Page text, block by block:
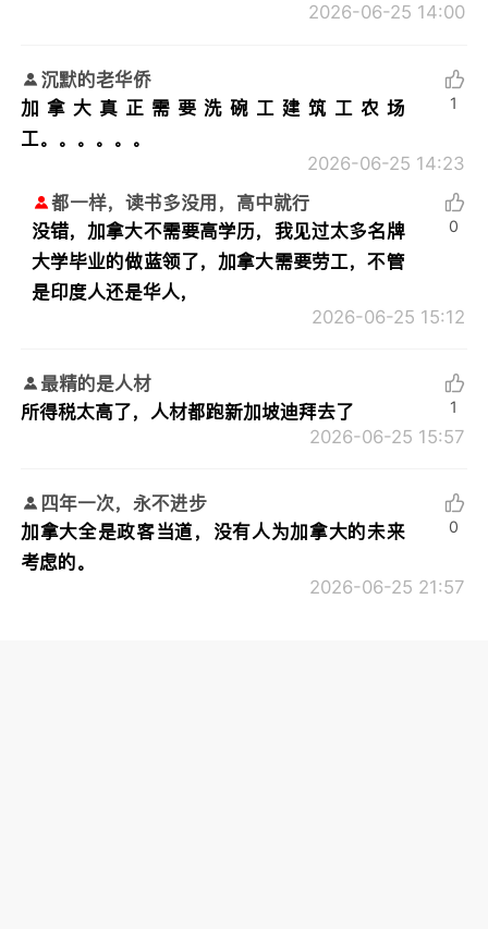
2026-06-25 14:00
沉默的老华侨
加拿大真正需要洗碗工建筑工农场
工。。。。。。
2026-06-25 14:23
1
都一样，读书多没用，高中就行
没错，加拿大不需要高学历，我见过太多名牌
大学毕业的做蓝领了，加拿大需要劳工，不管
是印度人还是华人，
2026-06-25 15:12
0
最精的是人材
所得税太高了，人材都跑新加坡迪拜去了
2026-06-25 15:57
1
四年一次，永不进步
加拿大全是政客当道，没有人为加拿大的未来
考虑的。
2026-06-25 21:57
0